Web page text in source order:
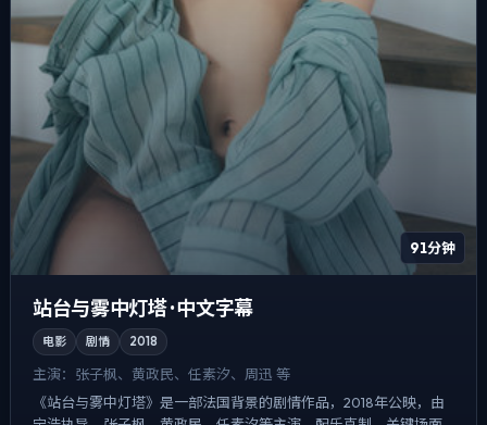
91分钟
站台与雾中灯塔 · 中文字幕
电影 剧情 2018
主演： 张子枫、黄政民、任素汐、周迅 等
《站台与雾中灯塔》是一部法国背景的剧情作品，2018年公映，由